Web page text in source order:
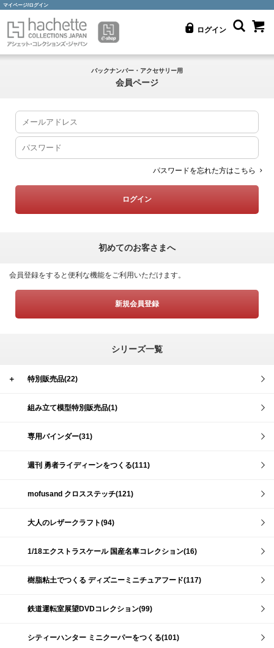
マイページ/ログイン
ログイン
バックナンバー・アクセサリー用
会員ページ
パスワードを忘れた方はこちら
初めてのお客さまへ
会員登録をすると便利な機能をご利用いただけます。
新規会員登録
シリーズ一覧
＋ 特別販売品(22)
組み立て模型特別販売品(1)
専用バインダー(31)
週刊 勇者ライディーンをつくる(111)
mofusand クロスステッチ(121)
大人のレザークラフト(94)
1/18エクストラスケール 国産名車コレクション(16)
樹脂粘土でつくる ディズニーミニチュアフード(117)
鉄道運転室展望DVDコレクション(99)
シティーハンター ミニクーパーをつくる(101)